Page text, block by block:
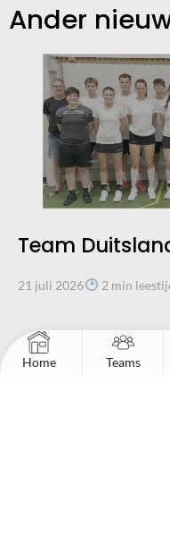
Home Teams
Ander
Team
21 juli 2026 2 min